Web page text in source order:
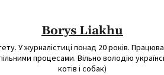
Borys Liakhu
У журналістиці понад 20 років.
процесами. Вільно володію
котів і собак)